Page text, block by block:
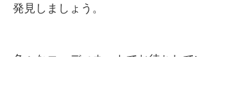
発見しましょう。
色々なコーディネートでお待ちしてい